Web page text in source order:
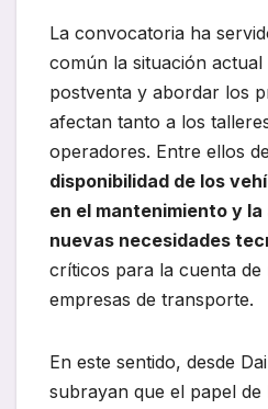
La convocatoria ha
común la situación actual
postventa y abordar los
afectan tanto a los
operadores. Entre ellos
disponibilidad de los
en el mantenimiento y
nuevas necesidades
críticos para la cuenta de
empresas de transporte.
En este sentido, desde
subrayan que el papel